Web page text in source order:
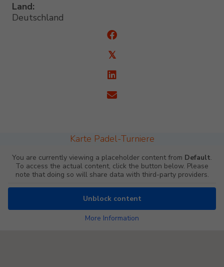
Land:
Deutschland
𝕏
Karte Padel-Turniere
You are currently viewing a placeholder content from Default.
To access the actual content, click the button below. Please
note that doing so will share data with third-party providers.
Unblock content
More Information